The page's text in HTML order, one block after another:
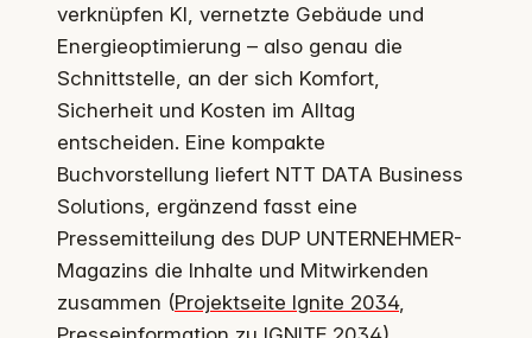
verknüpfen KI, vernetzte Gebäude und
Energieoptimierung – also genau die
Schnittstelle, an der sich Komfort,
Sicherheit und Kosten im Alltag
entscheiden. Eine kompakte
Buchvorstellung liefert NTT DATA Business
Solutions, ergänzend fasst eine
Pressemitteilung des DUP UNTERNEHMER-
Magazins die Inhalte und Mitwirkenden
zusammen (Projektseite Ignite 2034,